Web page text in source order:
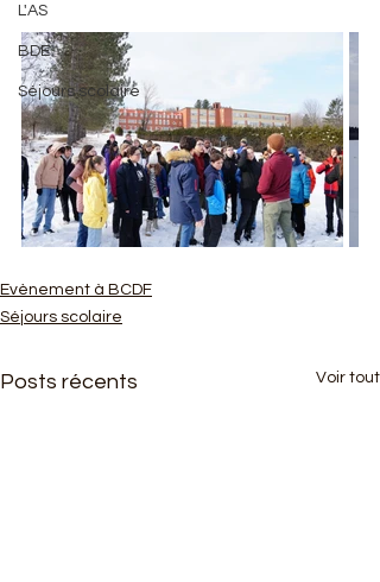
L'AS
BDE
Séjours scolaire
Evènement à BCDF
Séjours scolaire
Posts récents Voir tout